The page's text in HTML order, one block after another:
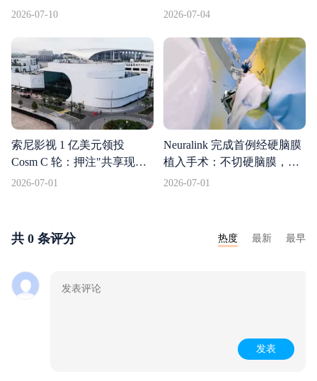
器
2026-07-10
作指令，打造航空制造领域
2026-07-04
索尼影视 1 亿美元领投
Cosm C 轮：押注"共享现
实"沉浸式场馆，打通 IP 与
2026-07-01
Neuralink 完成首例经硬脑膜
植入手术：不切硬脑膜，术
后一小时内实现意念控光标
2026-07-01
共 0 条评分 热度 最新 最早
发表